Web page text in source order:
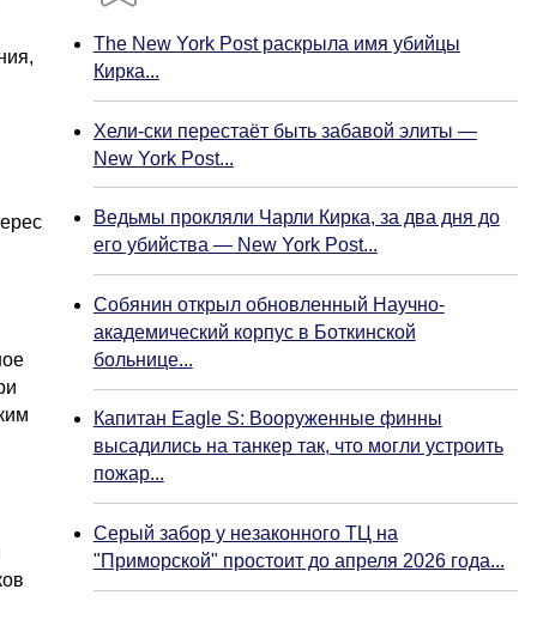
The New York Post раскрыла имя убийцы
Кирка...
Хели-ски перестаёт быть забавой элиты —
New York Post...
Ведьмы прокляли Чарли Кирка, за два дня до
его убийства — New York Post...
Собянин открыл обновленный Научно-
академический корпус в Боткинской
больнице...
Капитан Eagle S: Вооруженные финны
высадились на танкер так, что могли устроить
пожар...
Серый забор у незаконного ТЦ на
"Приморской" простоит до апреля 2026 года...